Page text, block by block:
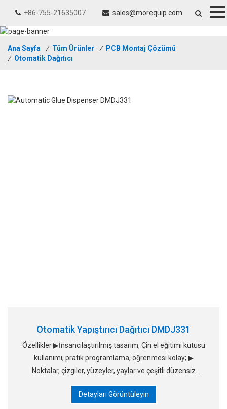
+86-755-21635007 sales@morequip.com
Ana Sayfa / Tüm Ürünler /
PCB Montaj Çözümü
/ Otomatik Dağıtıcı
Otomatik Yapıştırıcı Dağıtıcı DMDJ331
Özellikler ▶İnsancılaştırılmış tasarım, Çin el eğitimi kutusu
kullanımı, pratik programlama, öğrenmesi kolay; ▶
Noktalar, çizgiler, yüzeyler, yaylar ve çeşitli düzensiz
Detayları Görüntüleyin